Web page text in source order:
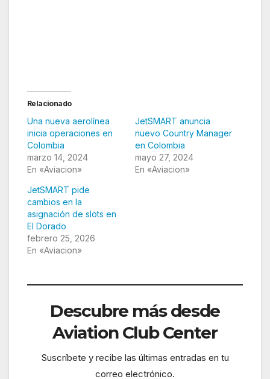
Relacionado
Una nueva aerolínea
inicia operaciones en
Colombia
marzo 14, 2024
En «Aviacion»
JetSMART anuncia
nuevo Country Manager
en Colombia
mayo 27, 2024
En «Aviacion»
JetSMART pide
cambios en la
asignación de slots en
El Dorado
febrero 25, 2026
En «Aviacion»
Descubre más desde
Aviation Club Center
Suscríbete y recibe las últimas entradas en tu
correo electrónico.